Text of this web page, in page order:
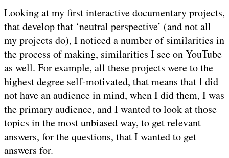
Looking at my first interactive documentary projects,
that develop that ‘neutral perspective’ (and not all
my projects do), I noticed a number of similarities in
the process of making, similarities I see on YouTube
as well. For example, all these projects were to the
highest degree self-motivated, that means that I did
not have an audience in mind, when I did them, I was
the primary audience, and I wanted to look at those
topics in the most unbiased way, to get relevant
answers, for the questions, that I wanted to get
answers for.